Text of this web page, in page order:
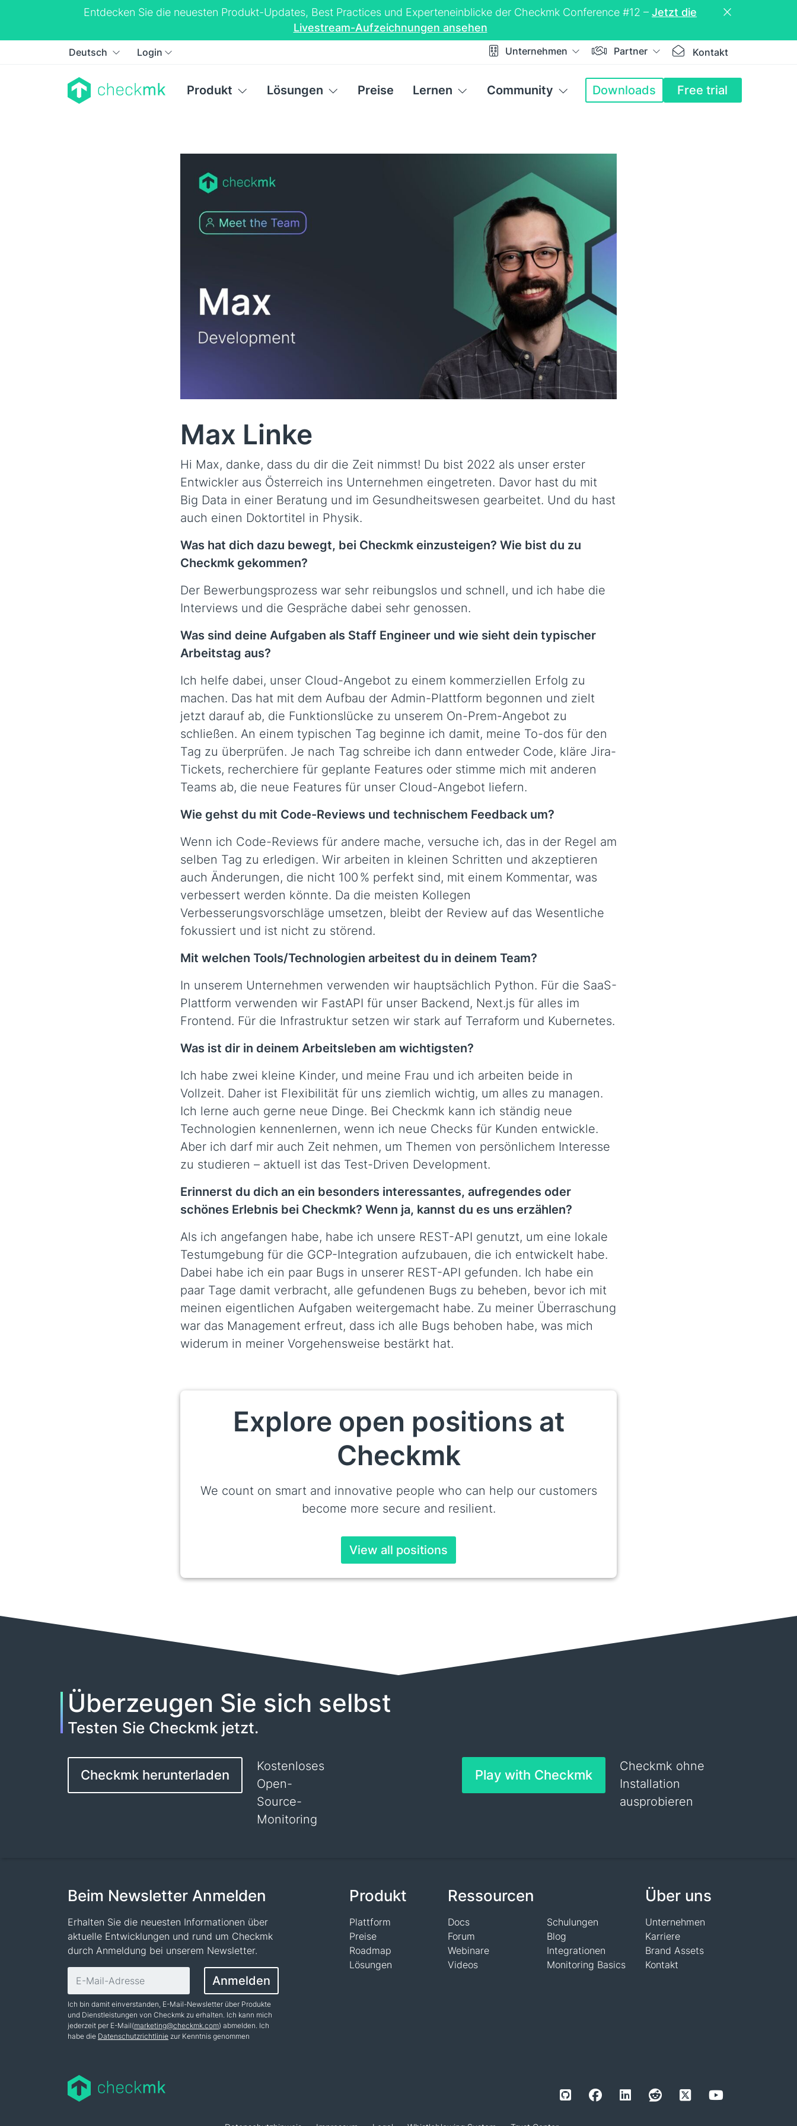
Entdecken Sie die neuesten Produkt-Updates, Best Practices und Experteneinblicke der Checkmk Conference #12 – Jetzt die
Livestream-Aufzeichnungen ansehen
Deutsch Login Unternehmen Partner Kontakt
Produkt Lösungen Preise Lernen Community Downloads Free trial
Max Linke
Hi Max, danke, dass du dir die Zeit nimmst! Du bist 2022 als unser erster
Entwickler aus Österreich ins Unternehmen eingetreten. Davor hast du mit
Big Data in einer Beratung und im Gesundheitswesen gearbeitet. Und du hast
auch einen Doktortitel in Physik.
Was hat dich dazu bewegt, bei Checkmk einzusteigen? Wie bist du zu
Checkmk gekommen?
Der Bewerbungsprozess war sehr reibungslos und schnell, und ich habe die
Interviews und die Gespräche dabei sehr genossen.
Was sind deine Aufgaben als Staff Engineer und wie sieht dein typischer
Arbeitstag aus?
Ich helfe dabei, unser Cloud-Angebot zu einem kommerziellen Erfolg zu
machen. Das hat mit dem Aufbau der Admin-Plattform begonnen und zielt
jetzt darauf ab, die Funktionslücke zu unserem On-Prem-Angebot zu
schließen. An einem typischen Tag beginne ich damit, meine To-dos für den
Tag zu überprüfen. Je nach Tag schreibe ich dann entweder Code, kläre Jira-
Tickets, recherchiere für geplante Features oder stimme mich mit anderen
Teams ab, die neue Features für unser Cloud-Angebot liefern.
Wie gehst du mit Code-Reviews und technischem Feedback um?
Wenn ich Code-Reviews für andere mache, versuche ich, das in der Regel am
selben Tag zu erledigen. Wir arbeiten in kleinen Schritten und akzeptieren
auch Änderungen, die nicht 100 % perfekt sind, mit einem Kommentar, was
verbessert werden könnte. Da die meisten Kollegen
Verbesserungsvorschläge umsetzen, bleibt der Review auf das Wesentliche
fokussiert und ist nicht zu störend.
Mit welchen Tools/Technologien arbeitest du in deinem Team?
In unserem Unternehmen verwenden wir hauptsächlich Python. Für die SaaS-
Plattform verwenden wir FastAPI für unser Backend, Next.js für alles im
Frontend. Für die Infrastruktur setzen wir stark auf Terraform und Kubernetes.
Was ist dir in deinem Arbeitsleben am wichtigsten?
Ich habe zwei kleine Kinder, und meine Frau und ich arbeiten beide in
Vollzeit. Daher ist Flexibilität für uns ziemlich wichtig, um alles zu managen.
Ich lerne auch gerne neue Dinge. Bei Checkmk kann ich ständig neue
Technologien kennenlernen, wenn ich neue Checks für Kunden entwickle.
Aber ich darf mir auch Zeit nehmen, um Themen von persönlichem Interesse
zu studieren – aktuell ist das Test-Driven Development.
Erinnerst du dich an ein besonders interessantes, aufregendes oder
schönes Erlebnis bei Checkmk? Wenn ja, kannst du es uns erzählen?
Als ich angefangen habe, habe ich unsere REST-API genutzt, um eine lokale
Testumgebung für die GCP-Integration aufzubauen, die ich entwickelt habe.
Dabei habe ich ein paar Bugs in unserer REST-API gefunden. Ich habe ein
paar Tage damit verbracht, alle gefundenen Bugs zu beheben, bevor ich mit
meinen eigentlichen Aufgaben weitergemacht habe. Zu meiner Überraschung
war das Management erfreut, dass ich alle Bugs behoben habe, was mich
widerum in meiner Vorgehensweise bestärkt hat.
Explore open positions at
Checkmk
We count on smart and innovative people who can help our customers
become more secure and resilient.
View all positions
Überzeugen Sie sich selbst
Testen Sie Checkmk jetzt.
Checkmk herunterladen
Kostenloses
Open-
Source-
Monitoring
Play with Checkmk
Checkmk ohne
Installation
ausprobieren
Beim Newsletter Anmelden
Erhalten Sie die neuesten Informationen über
aktuelle Entwicklungen und rund um Checkmk
durch Anmeldung bei unserem Newsletter.
Anmelden
Ich bin damit einverstanden, E-Mail-Newsletter über Produkte
und Dienstleistungen von Checkmk zu erhalten. Ich kann mich
jederzeit per E-Mail(marketing@checkmk.com) abmelden. Ich
habe die Datenschutzrichtlinie zur Kenntnis genommen
Produkt
Plattform
Preise
Roadmap
Lösungen
Ressourcen
Docs
Forum
Webinare
Videos
Schulungen
Blog
Integrationen
Monitoring Basics
Über uns
Unternehmen
Karriere
Brand Assets
Kontakt